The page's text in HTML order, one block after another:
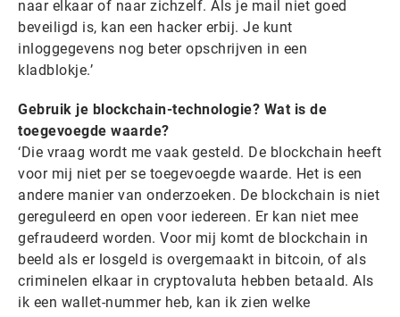
naar elkaar of naar zichzelf. Als je mail niet goed
beveiligd is, kan een hacker erbij. Je kunt
inloggegevens nog beter opschrijven in een
kladblokje.’
Gebruik je blockchain-technologie? Wat is de
toegevoegde waarde?
‘Die vraag wordt me vaak gesteld. De blockchain heeft
voor mij niet per se toegevoegde waarde. Het is een
andere manier van onderzoeken. De blockchain is niet
gereguleerd en open voor iedereen. Er kan niet mee
gefraudeerd worden. Voor mij komt de blockchain in
beeld als er losgeld is overgemaakt in bitcoin, of als
criminelen elkaar in cryptovaluta hebben betaald. Als
ik een wallet-nummer heb, kan ik zien welke